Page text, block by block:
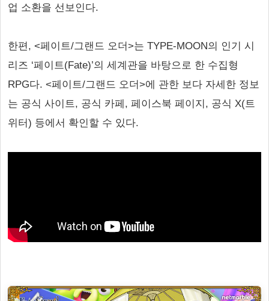
업 소환을 선보인다.
한편, <페이트/그랜드 오더>는 TYPE-MOON의 인기 시
리즈 ‘페이트(Fate)’의 세계관을 바탕으로 한 수집형
RPG다. <페이트/그랜드 오더>에 관한 보다 자세한 정보
는 공식 사이트, 공식 카페, 페이스북 페이지, 공식 X(트
위터) 등에서 확인할 수 있다.